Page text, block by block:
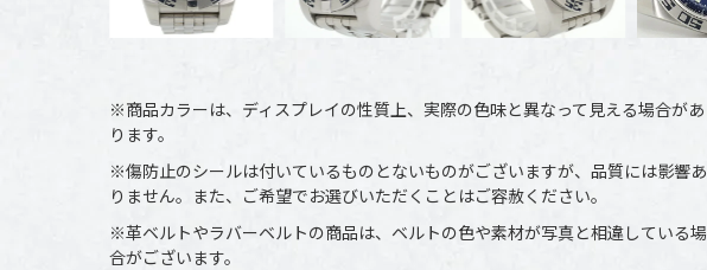
※商品カラーは、ディスプレイの性質上、実際の色味と異なって見える場合があ
ります。
※傷防止のシールは付いているものとないものがございますが、品質には影響あ
りません。また、ご希望でお選びいただくことはご容赦ください。
※革ベルトやラバーベルトの商品は、ベルトの色や素材が写真と相違している場
合がございます。